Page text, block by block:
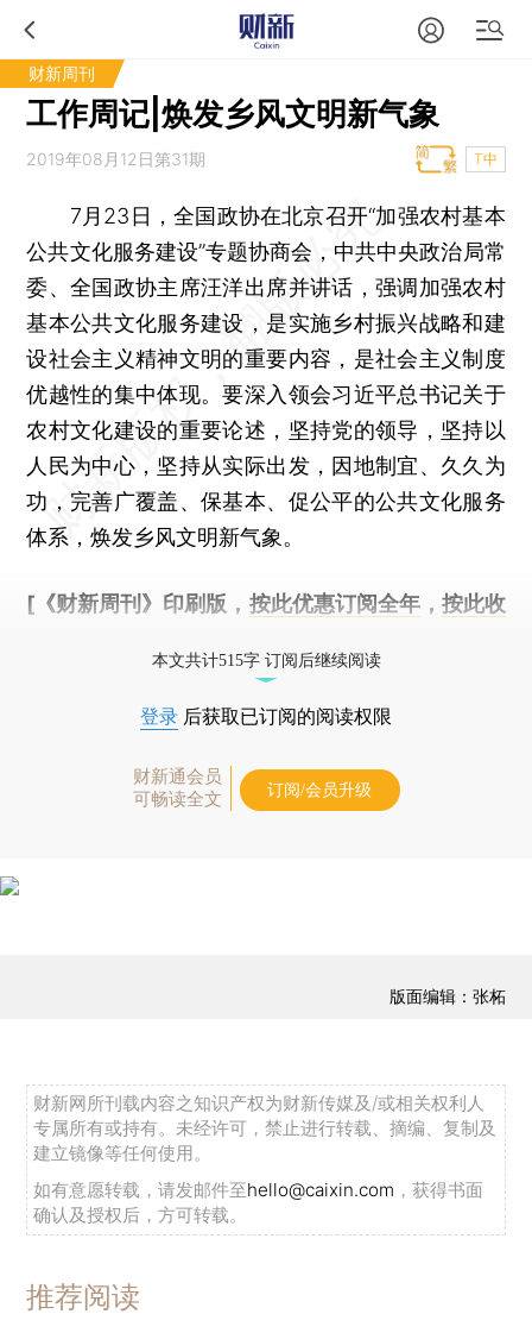
财新周刊
工作周记|焕发乡风文明新气象
2019年08月12日第31期 T中
7月23日，全国政协在北京召开“加强农村基本
公共文化服务建设”专题协商会，中共中央政治局常
委、全国政协主席汪洋出席并讲话，强调加强农村
基本公共文化服务建设，是实施乡村振兴战略和建
设社会主义精神文明的重要内容，是社会主义制度
优越性的集中体现。要深入领会习近平总书记关于
农村文化建设的重要论述，坚持党的领导，坚持以
人民为中心，坚持从实际出发，因地制宜、久久为
功，完善广覆盖、保基本、促公平的公共文化服务
体系，焕发乡风文明新气象。
[《财新周刊》印刷版， 按此优惠订阅全年， 按此收
本文共计515字 订阅后继续阅读
登录 后获取已订阅的阅读权限
财新通会员
可畅读全文
订阅/会员升级
版面编辑：张柘
财新网所刊载内容之知识产权为财新传媒及/或相关权利人
专属所有或持有。未经许可，禁止进行转载、摘编、复制及
建立镜像等任何使用。
如有意愿转载，请发邮件至hello@caixin.com ，获得书面
确认及授权后，方可转载。
推荐阅读